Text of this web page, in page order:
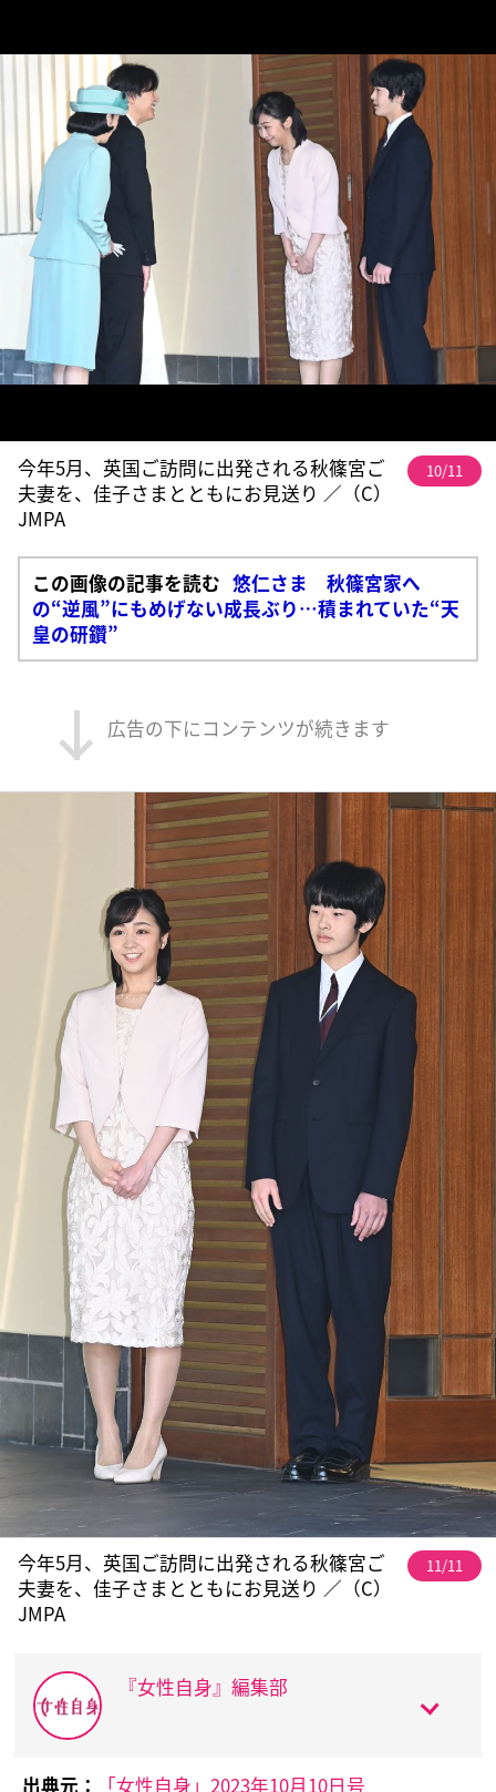
今年5月、英国ご訪問に出発される秋篠宮ご
夫妻を、佳子さまとともにお見送り ／（C）
JMPA
10/11
この画像の記事を読む 悠仁さま 秋篠宮家へ
の“逆風”にもめげない成長ぶり…積まれていた“天
皇の研鑽”
広告の下にコンテンツが続きます
今年5月、英国ご訪問に出発される秋篠宮ご
夫妻を、佳子さまとともにお見送り ／（C）
JMPA
11/11
『女性自身』編集部
出典元： 「女性自身」2023年10月10日号